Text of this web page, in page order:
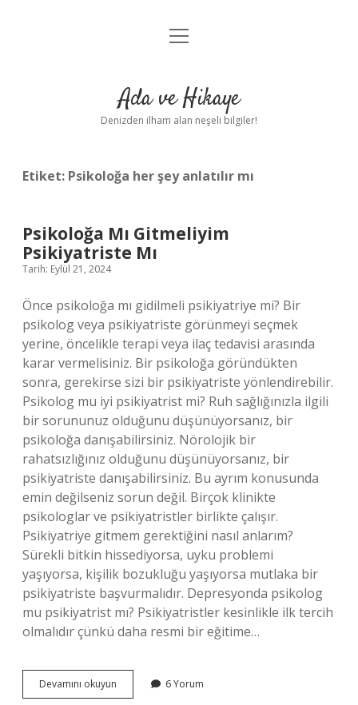
Anasayfa
Yasal Uyarı
menüyü
Ada ve Hikaye
Denizden ilham alan neşeli bilgiler!
Etiket: Psikoloğa her şey anlatılır mı
Psikoloğa Mı Gitmeliyim
Psikiyatriste Mı
Tarih: Eylül 21, 2024
Önce psikoloğa mı gidilmeli psikiyatriye mi? Bir
psikolog veya psikiyatriste görünmeyi seçmek
yerine, öncelikle terapi veya ilaç tedavisi arasında
karar vermelisiniz. Bir psikoloğa göründükten
sonra, gerekirse sizi bir psikiyatriste yönlendirebilir.
Psikolog mu iyi psikiyatrist mi? Ruh sağlığınızla ilgili
bir sorununuz olduğunu düşünüyorsanız, bir
psikoloğa danışabilirsiniz. Nörolojik bir
rahatsızlığınız olduğunu düşünüyorsanız, bir
psikiyatriste danışabilirsiniz. Bu ayrım konusunda
emin değilseniz sorun değil. Birçok klinikte
psikologlar ve psikiyatristler birlikte çalışır.
Psikiyatriye gitmem gerektiğini nasıl anlarım?
Sürekli bitkin hissediyorsa, uyku problemi
yaşıyorsa, kişilik bozukluğu yaşıyorsa mutlaka bir
psikiyatriste başvurmalıdır. Depresyonda psikolog
mu psikiyatrist mı? Psikiyatristler kesinlikle ilk tercih
olmalıdır çünkü daha resmi bir eğitime…
Devamını okuyun Psikoloğa
Mı
6 Yorum